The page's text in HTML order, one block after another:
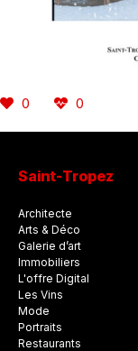
0 0
Saint-Tropez
Architecte
Arts & Déco
Galerie d’art
Immobiliers
L'offre Digital
Les Vins
Mode
Portraits
Restaurants